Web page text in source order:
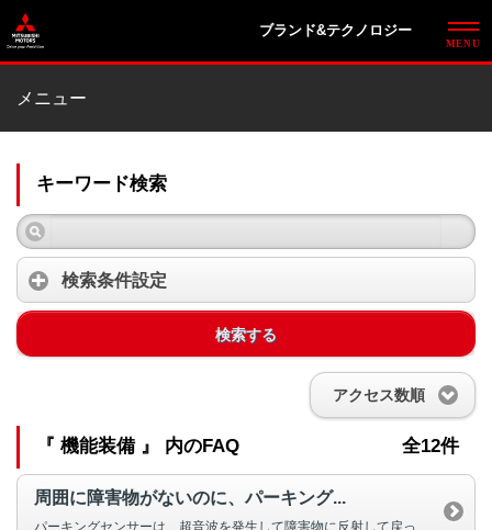
ブランド&テクノロジー
メニュー
キーワード検索
検索条件設定
検索する
アクセス数順
『 機能装備 』 内のFAQ 全12件
周囲に障害物がないのに、パーキング...